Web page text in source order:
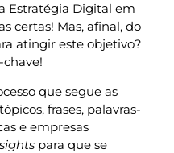
Estratégia Digital em
certas! Mas, afinal, do
atingir este objetivo?
chave!
que segue as
frases, palavras-
e empresas
para que se